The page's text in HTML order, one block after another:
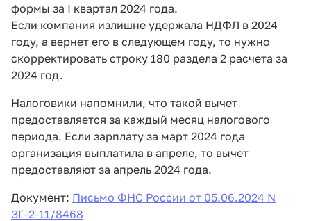
формы за I квартал 2024 года.
Если компания излишне удержала НДФЛ в 2024
году, а вернет его в следующем году, то нужно
скорректировать строку 180 раздела 2 расчета за
2024 год.
Налоговики напомнили, что такой вычет
предоставляется за каждый месяц налогового
периода. Если зарплату за март 2024 года
организация выплатила в апреле, то вычет
предоставляют за апрель 2024 года.
Документ: Письмо ФНС России от 05.06.2024 N
ЗГ-2-11/8468